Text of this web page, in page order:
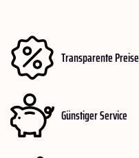
Transparente Preise
Günstiger Service